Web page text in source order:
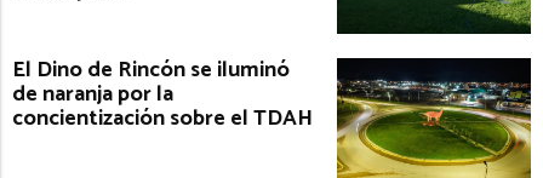
El Dino de Rincón se iluminó
de naranja por la
concientización sobre el TDAH